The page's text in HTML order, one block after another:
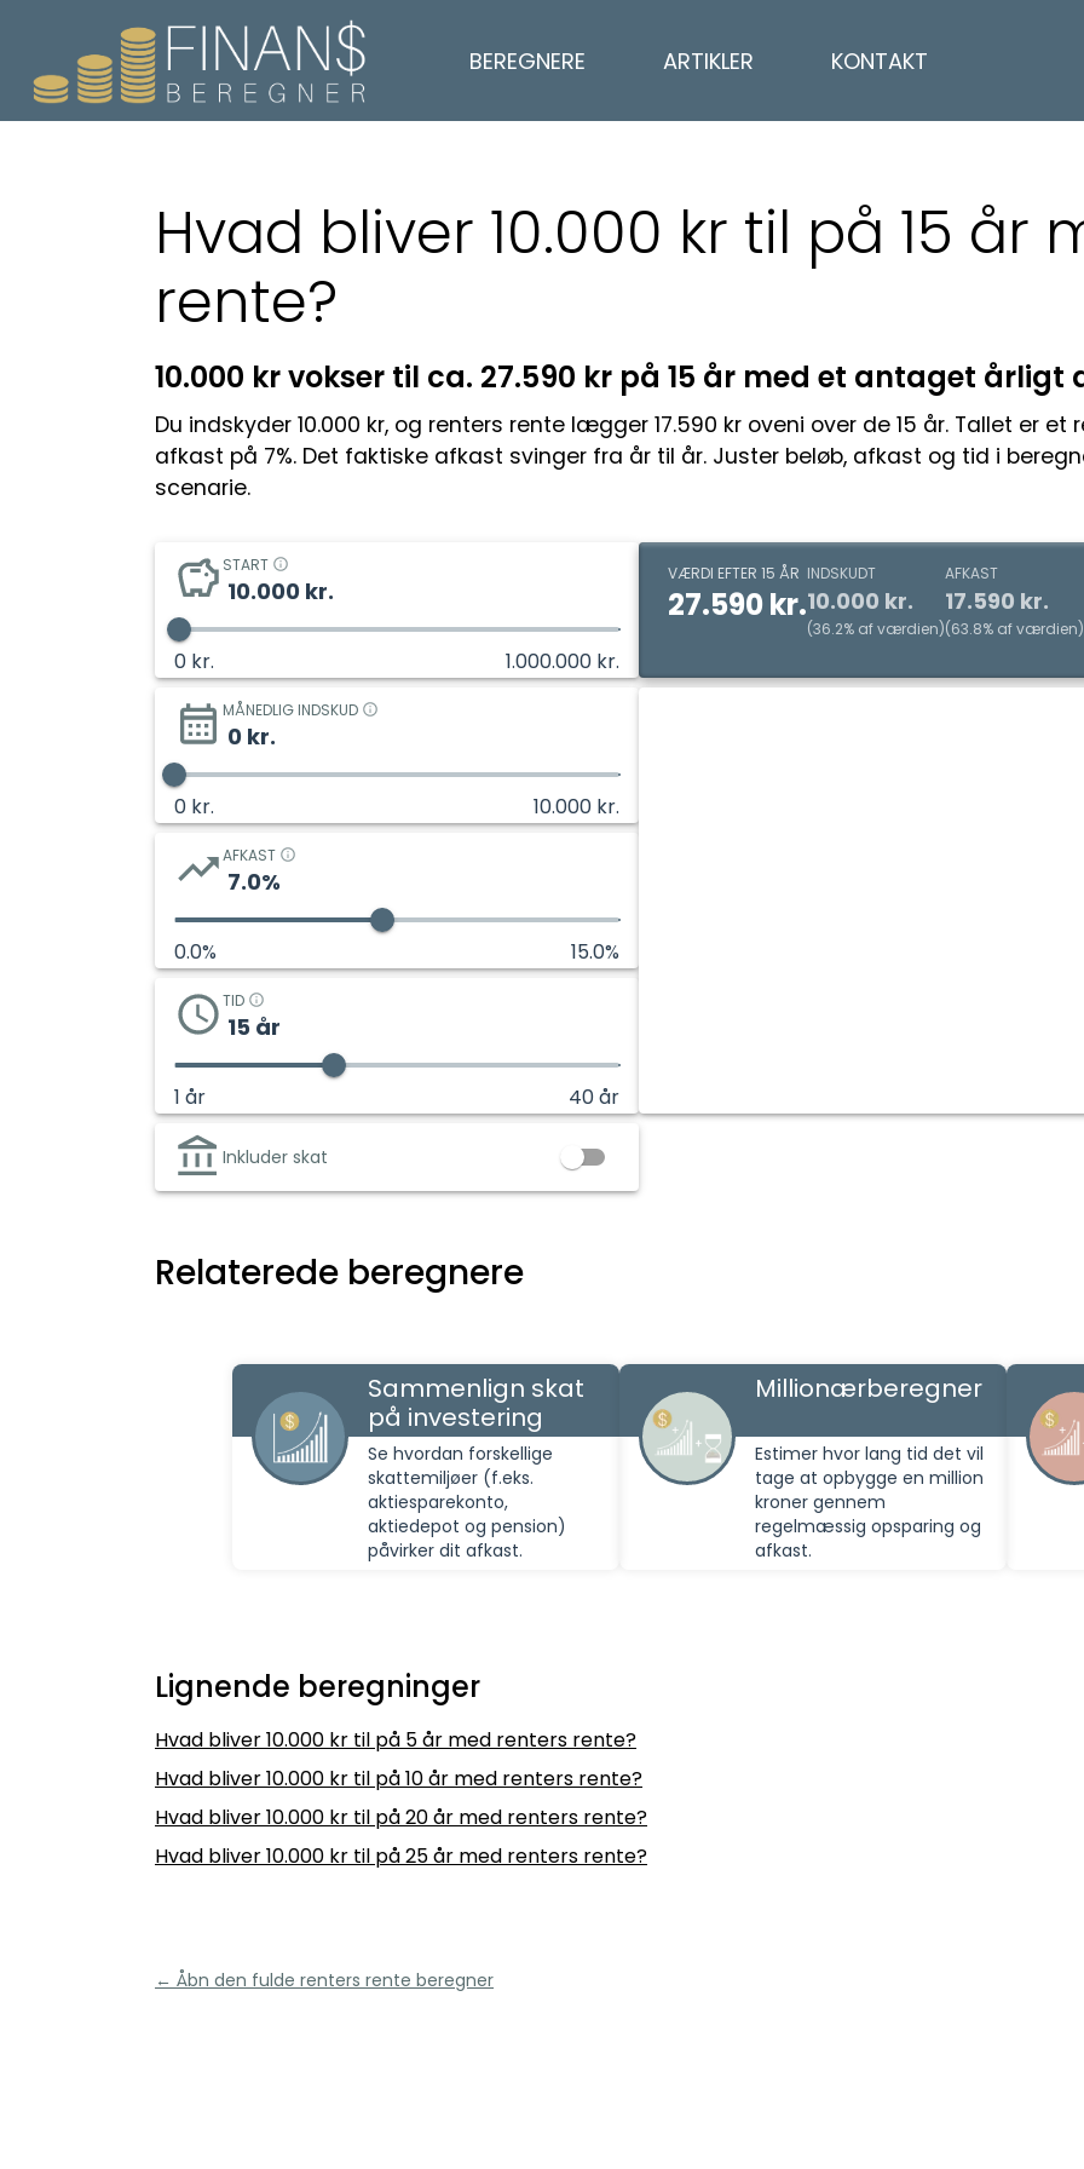
BEREGNERE ARTIKLER KONTAKT
Hvad bliver 10.000 kr til på 15 år
rente?
10.000 kr vokser til ca. 27.590 kr på 15 år med et antaget årligt
Du indskyder 10.000 kr, og renters rente lægger 17.590 kr oveni over de 15 år. Tallet er et
afkast på 7%. Det faktiske afkast svinger fra år til år. Juster beløb, afkast og tid i
scenarie.
START
10.000 kr.
0 kr. 1.000.000 kr.
MÅNEDLIG INDSKUD
0 kr.
0 kr. 10.000 kr.
AFKAST
7.0%
0.0% 15.0%
TID
15 år
1 år 40år
Inkluder skat
VÆRDI EFTER 15 ÅR
27.590 kr.
INDSKUDT
10.000 kr.
(36.2% af værdien)
AFKAST
17.590 kr.
(63.8% af værdien)
Relaterede beregnere
Sammenlign skat
på investering
Se hvordan forskellige
skattemiljøer (f.eks.
aktiesparekonto,
aktiedepot og pension)
påvirker dit afkast.
Millionærberegner
Estimer hvor lang tid det vil
tage at opbygge en million
kroner gennem
regelmæssig opsparing og
afkast.
Lignende beregninger
Hvad bliver 10.000 kr til på 5 år med renters rente?
Hvad bliver 10.000 kr til på 10 år med renters rente?
Hvad bliver 10.000 kr til på 20 år med renters rente?
Hvad bliver 10.000 kr til på 25 år med renters rente?
← Åbn den fulde renters rente beregner